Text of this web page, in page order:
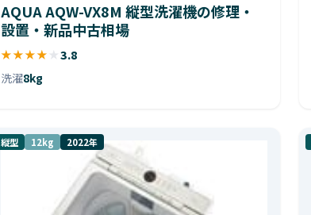
AQUA AQW-VX8M 縦型洗濯機の修理・
設置・新品中古相場
★★★★ ★ 3.8
洗濯8kg
縦型 12kg 2022年